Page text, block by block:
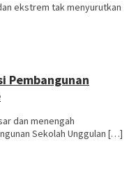
ekstrem tak menyurutkan
Pembangunan
dan menengah
Sekolah Unggulan […]